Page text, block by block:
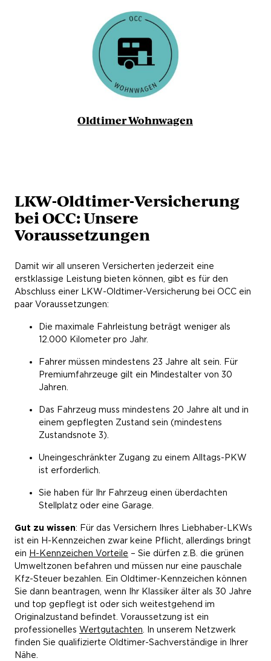
Oldtimer Wohnwagen
LKW-Oldtimer-Versicherung
bei OCC: Unsere
Voraussetzungen
Damit wir all unseren Versicherten jederzeit eine
erstklassige Leistung bieten können, gibt es für den
Abschluss einer LKW-Oldtimer-Versicherung bei OCC ein
paar Voraussetzungen:
Die maximale Fahrleistung beträgt weniger als
12.000 Kilometer pro Jahr.
Fahrer müssen mindestens 23 Jahre alt sein. Für
Premiumfahrzeuge gilt ein Mindestalter von 30
Jahren.
Das Fahrzeug muss mindestens 20 Jahre alt und in
einem gepflegten Zustand sein (mindestens
Zustandsnote 3).
Uneingeschränkter Zugang zu einem Alltags-PKW
ist erforderlich.
Sie haben für Ihr Fahrzeug einen überdachten
Stellplatz oder eine Garage.
Gut zu wissen: Für das Versichern Ihres Liebhaber-LKWs
ist ein H-Kennzeichen zwar keine Pflicht, allerdings bringt
ein H-Kennzeichen Vorteile – Sie dürfen z.B. die grünen
Umweltzonen befahren und müssen nur eine pauschale
Kfz-Steuer bezahlen. Ein Oldtimer-Kennzeichen können
Sie dann beantragen, wenn Ihr Klassiker älter als 30 Jahre
und top gepflegt ist oder sich weitestgehend im
Originalzustand befindet. Voraussetzung ist ein
professionelles Wertgutachten. In unserem Netzwerk
finden Sie qualifizierte Oldtimer-Sachverständige in Ihrer
Nähe.